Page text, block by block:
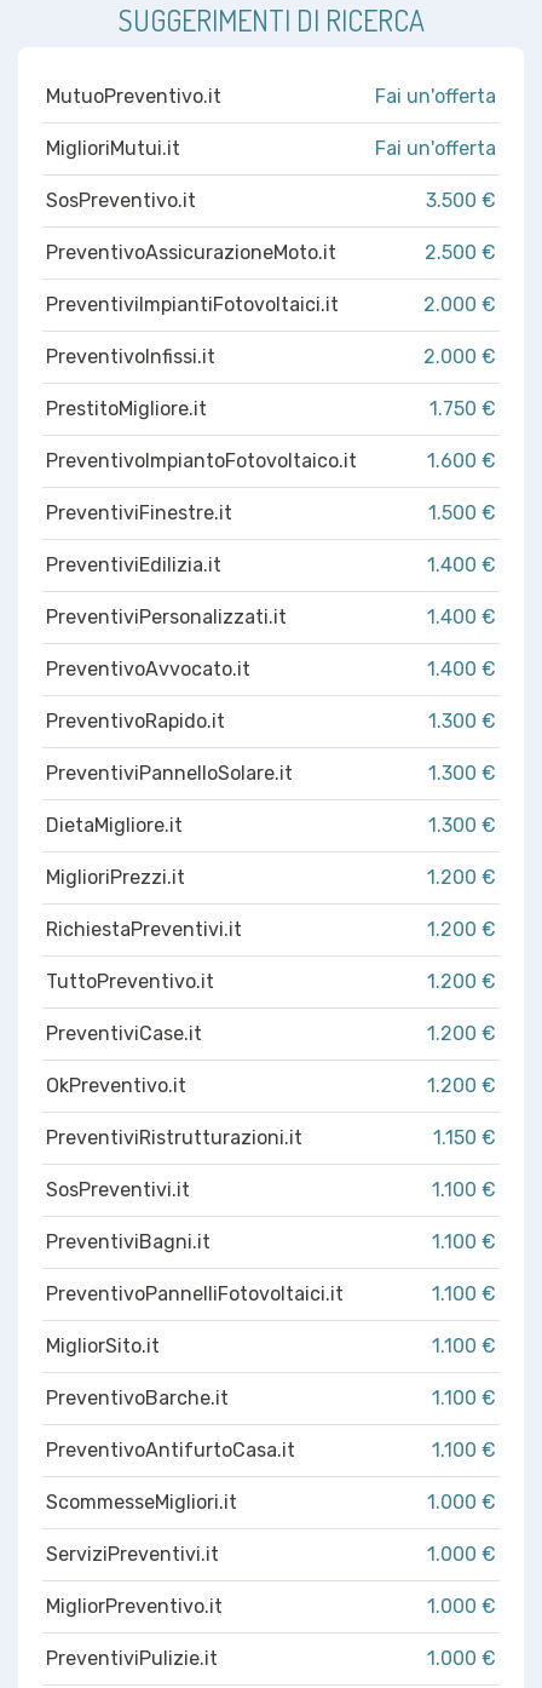
SUGGERIMENTI DI RICERCA
MutuoPreventivo.it Fai un'offerta
MiglioriMutui.it Fai un'offerta
SosPreventivo.it 3.500 €
PreventivoAssicurazioneMoto.it 2.500 €
PreventiviImpiantiFotovoltaici.it 2.000 €
PreventivoInfissi.it 2.000 €
PrestitoMigliore.it 1.750 €
PreventivoImpiantoFotovoltaico.it 1.600 €
PreventiviFinestre.it 1.500 €
PreventiviEdilizia.it 1.400 €
PreventiviPersonalizzati.it 1.400 €
PreventivoAvvocato.it 1.400 €
PreventivoRapido.it 1.300 €
PreventiviPannelloSolare.it 1.300 €
DietaMigliore.it 1.300 €
MiglioriPrezzi.it 1.200 €
RichiestaPreventivi.it 1.200 €
TuttoPreventivo.it 1.200 €
PreventiviCase.it 1.200 €
OkPreventivo.it 1.200 €
PreventiviRistrutturazioni.it 1.150 €
SosPreventivi.it 1.100 €
PreventiviBagni.it 1.100 €
PreventivoPannelliFotovoltaici.it 1.100 €
MigliorSito.it 1.100 €
PreventivoBarche.it 1.100 €
PreventivoAntifurtoCasa.it 1.100 €
ScommesseMigliori.it 1.000 €
ServiziPreventivi.it 1.000 €
MigliorPreventivo.it 1.000 €
PreventiviPulizie.it 1.000 €